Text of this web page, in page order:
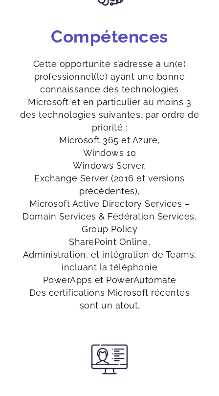
Compétences
Cette opportunité s’adresse à un(e)
professionnel(le) ayant une bonne
connaissance des technologies
Microsoft et en particulier au moins 3
des technologies suivantes, par ordre de
priorité :
Microsoft 365 et Azure,
Windows 10
Windows Server,
Exchange Server (2016 et versions
précédentes),
Microsoft Active Directory Services –
Domain Services & Fédération Services,
Group Policy
SharePoint Online,
Administration, et intégration de Teams,
incluant la téléphonie
PowerApps et PowerAutomate
Des certifications Microsoft récentes
sont un atout.